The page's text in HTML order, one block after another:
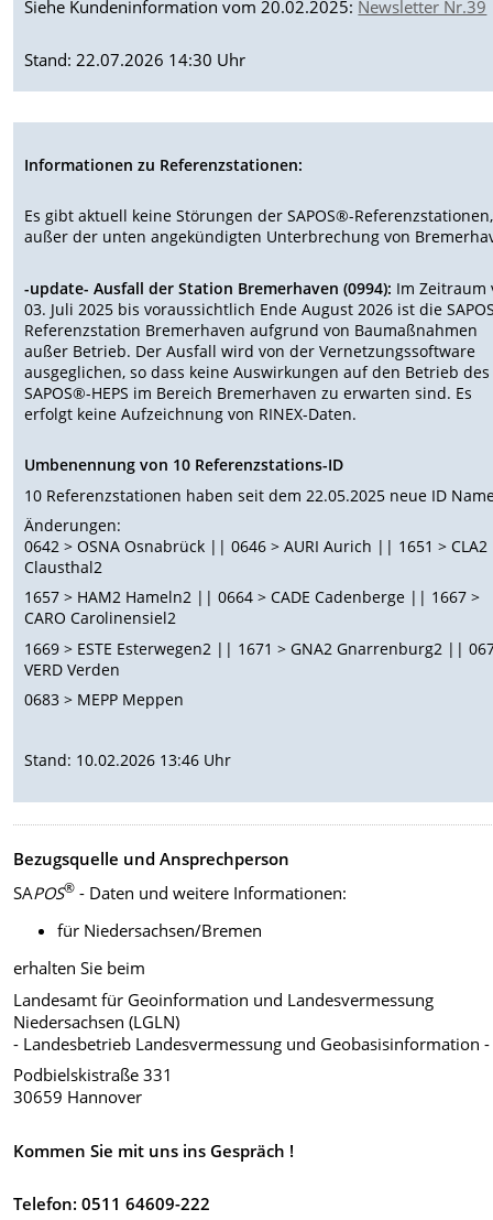
Siehe Kundeninformation vom 20.02.2025: Newsletter Nr.39
Stand: 22.07.2026 14:30 Uhr
Informationen zu Referenzstationen:
Es gibt aktuell keine Störungen der SAPOS®-Referenzstationen,
außer der unten angekündigten Unterbrechung von
-update- Ausfall der Station Bremerhaven (0994): Im Zeitraum
03. Juli 2025 bis voraussichtlich Ende August 2026 ist die
Referenzstation Bremerhaven aufgrund von Baumaßnahmen
außer Betrieb. Der Ausfall wird von der Vernetzungssoftware
ausgeglichen, so dass keine Auswirkungen auf den Betrieb des
SAPOS®-HEPS im Bereich Bremerhaven zu erwarten sind. Es
erfolgt keine Aufzeichnung von RINEX-Daten.
Umbenennung von 10 Referenzstations-ID
10 Referenzstationen haben seit dem 22.05.2025 neue ID
Änderungen:
0642 > OSNA Osnabrück || 0646 > AURI Aurich || 1651 > CLA2
Clausthal2
1657 > HAM2 Hameln2 || 0664 > CADE Cadenberge || 1667 >
CARO Carolinensiel2
1669 > ESTE Esterwegen2 || 1671 > GNA2 Gnarrenburg2 ||
VERD Verden
0683 > MEPP Meppen
Stand: 10.02.2026 13:46 Uhr
Bezugsquelle und Ansprechperson
SAPOS® - Daten und weitere Informationen:
für Niedersachsen/Bremen
erhalten Sie beim
Landesamt für Geoinformation und Landesvermessung
Niedersachsen (LGLN)
- Landesbetrieb Landesvermessung und Geobasisinformation -
Podbielskistraße 331
30659 Hannover
Kommen Sie mit uns ins Gespräch !
Telefon: 0511 64609-222